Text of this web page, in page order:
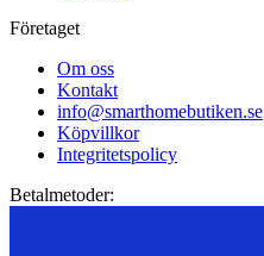
Företaget
Om oss
Kontakt
info@smarthomebutiken.se
Köpvillkor
Integritetspolicy
Betalmetoder: